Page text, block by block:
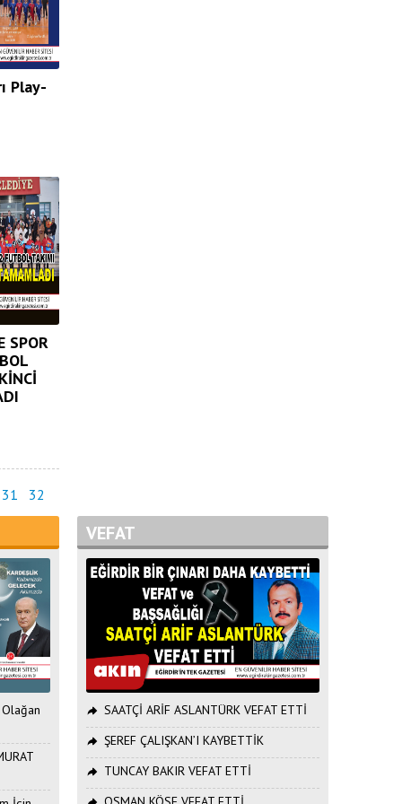
Play-
SPOR
32
VEFAT
SAATÇİ ARİF ASLANTÜRK VEFAT ETTİ
ŞEREF ÇALIŞKAN’I KAYBETTİK
TUNCAY BAKIR VEFAT ETTİ